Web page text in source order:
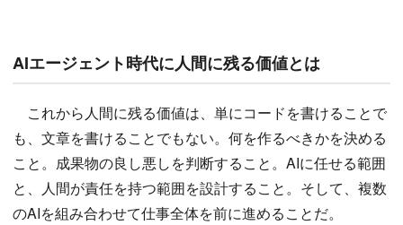
AIエージェント時代に人間に残る価値とは
これから人間に残る価値は、単にコードを書けることで
も、文章を書けることでもない。何を作るべきかを決める
こと。成果物の良し悪しを判断すること。AIに任せる範囲
と、人間が責任を持つ範囲を設計すること。そして、複数
のAIを組み合わせて仕事全体を前に進めることだ。